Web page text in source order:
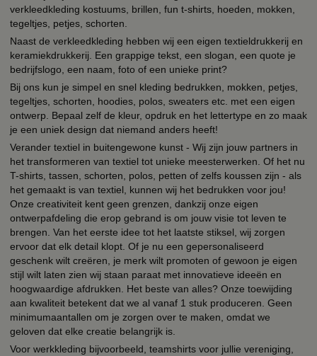
verkleedkleding kostuums, brillen, fun t-shirts, hoeden, mokken,
tegeltjes, petjes, schorten.
Naast de verkleedkleding hebben wij een eigen textieldrukkerij en
keramiekdrukkerij. Een grappige tekst, een slogan, een quote je
bedrijfslogo, een naam, foto of een unieke print?
Bij ons kun je simpel en snel kleding bedrukken, mokken, petjes,
tegeltjes, schorten, hoodies, polos, sweaters etc. met een eigen
ontwerp. Bepaal zelf de kleur, opdruk en het lettertype en zo maak
je een uniek design dat niemand anders heeft!
Verander textiel in buitengewone kunst - Wij zijn jouw partners in
het transformeren van textiel tot unieke meesterwerken. Of het nu
T-shirts, tassen, schorten, polos, petten of zelfs koussen zijn - als
het gemaakt is van textiel, kunnen wij het bedrukken voor jou!
Onze creativiteit kent geen grenzen, dankzij onze eigen
ontwerpafdeling die erop gebrand is om jouw visie tot leven te
brengen. Van het eerste idee tot het laatste stiksel, wij zorgen
ervoor dat elk detail klopt. Of je nu een gepersonaliseerd
geschenk wilt creëren, je merk wilt promoten of gewoon je eigen
stijl wilt laten zien wij staan paraat met innovatieve ideeën en
hoogwaardige afdrukken. Het beste van alles? Onze toewijding
aan kwaliteit betekent dat we al vanaf 1 stuk produceren. Geen
minimumaantallen om je zorgen over te maken, omdat we
geloven dat elke creatie belangrijk is.
Voor werkkleding bijvoorbeeld, teamshirts voor jullie vereniging,